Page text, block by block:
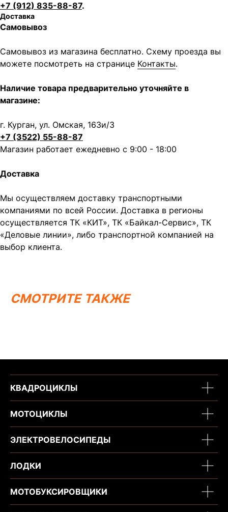
+7 (912) 835-88-87.
Доставка
Самовывоз
Самовывоз из магазина бесплатно. Схему проезда вы
можете посмотреть на странице Контакты.
Наличие товара предварительно уточняйте в
магазине:
г. Курган, ул. Омская, 163и/3
+7 (3522) 55-88-87
Магазин работает ежедневно с 9:00 - 18:00
Доставка
Мы осуществляем доставку транспортными
компаниями по всей России. Доставка в регионы
осуществляется ТК «КИТ», ТК «Байкал-Сервис», ТК
«Деловые линии», либо транспортной компанией на
выбор клиента.
СМОТРИТЕ ТАКЖЕ
КВАДРОЦИКЛЫ
МОТОЦИКЛЫ
ЭЛЕКТРОВЕЛОСИПЕДЫ
ЛОДКИ
МОТОБУКСИРОВЩИКИ
2026, МотоТехника45 Создание сайта
Вся представленная информация носит
информационный характер и ни при каких условиях не
является публичной офертой, определяемой
положениями Статьи 437 (2) ГК РФ.